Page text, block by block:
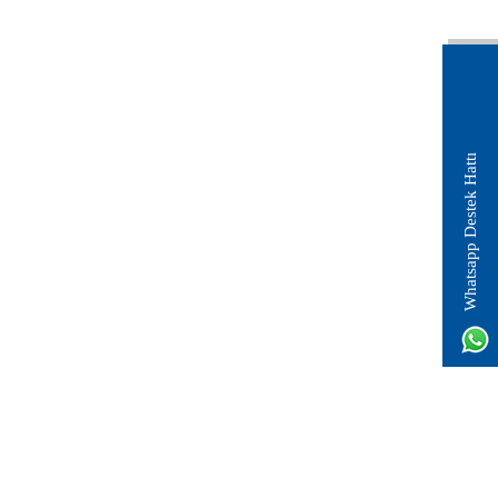
Whatsapp Destek Hattı